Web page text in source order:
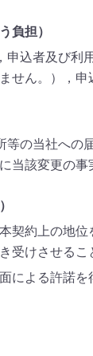
負担）
申込者及び利
せん。），
等の当社への
当該変更の
契約上の地位
受けさせる
による許諾を